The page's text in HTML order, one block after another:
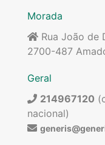
Morada
Rua João de
2700-487
Geral
214967120
nacional)